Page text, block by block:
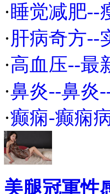
·睡觉减肥--
·肝病奇方--
·高血压--最
·鼻炎--鼻炎
·癫痫-癫痫
美腿冠軍性